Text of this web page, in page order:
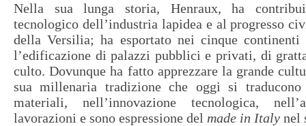
Nella sua lunga storia, Henraux, ha
tecnologico dell’industria lapidea e al progresso
della Versilia; ha esportato nei cinque
l’edificazione di palazzi pubblici e privati, di
culto. Dovunque ha fatto apprezzare la grande
sua millenaria tradizione che oggi si
materiali, nell’innovazione tecnologica,
lavorazioni e sono espressione del made in Italy nel